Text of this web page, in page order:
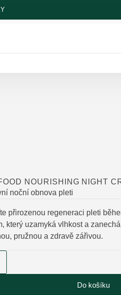
NOURISHING NIGHT
noční obnova pleti
přirozenou regeneraci pleti
který uzamyká vlhkost a
pružnou a zdravě zářivou.
Do košíku